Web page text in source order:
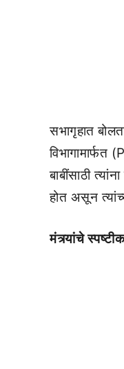
सभागृहात
विभागामार्फत
बाबींसाठी
होत असून
मंत्र्यांचे